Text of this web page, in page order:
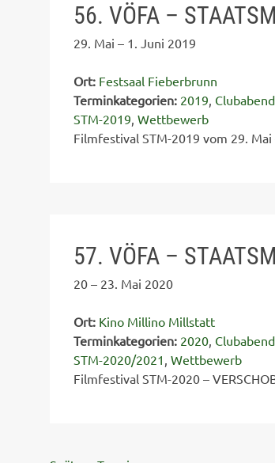
56. VÖFA –
29. Mai – 1. Juni 2019
Ort: Festsaal Fieberbrunn
Terminkategorien: 2019, Clubabend
STM-2019, Wettbewerb
Filmfestival STM-2019 vom 29.
57. VÖFA –
20 – 23. Mai 2020
Ort: Kino Millino Millstatt
Terminkategorien: 2020, Clubabend
STM-2020/2021 , Wettbewerb
Filmfestival STM-2020 –